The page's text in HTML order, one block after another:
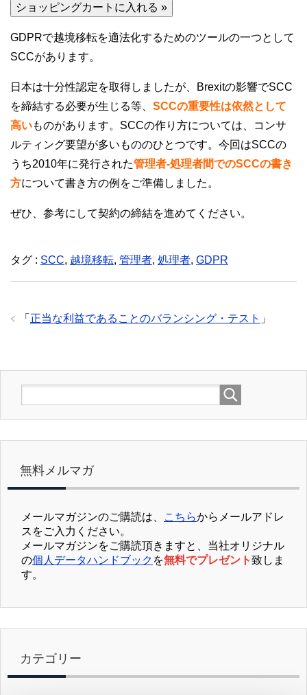
GDPRで越境移転を適法化するためのツールの一つとして
SCCがあります。
日本は十分性認定を取得しましたが、Brexitの影響でSCC
を締結する必要が生じる等、 SCCの重要性は依然として
高いものがあります。SCCの作り方については、コンサ
ルティング要望が多いもののひとつです。今回はSCCの
うち2010年に発行された管理者-処理者間でのSCCの書き
方について書き方の例をご準備しました。
ぜひ、参考にして契約の締結を進めてください。
タグ : SCC, 越境移転, 管理者, 処理者, GDPR
「 正当な利益であることのバランシング・テスト 」
無料メルマガ
メールマガジンのご購読は、 こちらからメールアドレ
スをご入力ください。
メールマガジンをご購読頂きますと、当社オリジナル
の個人データハンドブック を無料でプレゼント致しま
す。
カテゴリー